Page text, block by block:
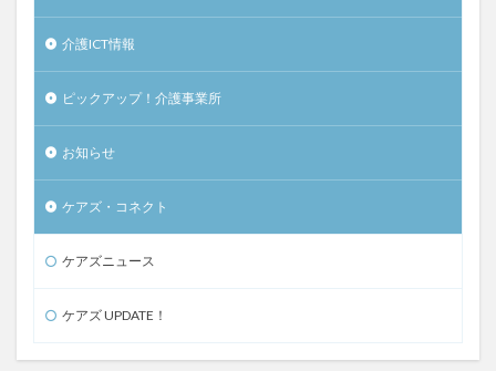
介護ICT情報
ピックアップ！介護事業所
お知らせ
ケアズ・コネクト
ケアズニュース
ケアズ UPDATE！